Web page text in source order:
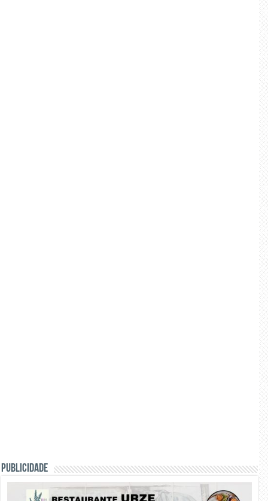
PUBLICIDADE